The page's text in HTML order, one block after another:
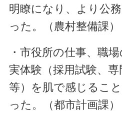
明瞭になり、より公
った。（農村整備課）
・市役所の仕事、職
実体験（採用試験、
等）を肌で感じるこ
った。（都市計画課）